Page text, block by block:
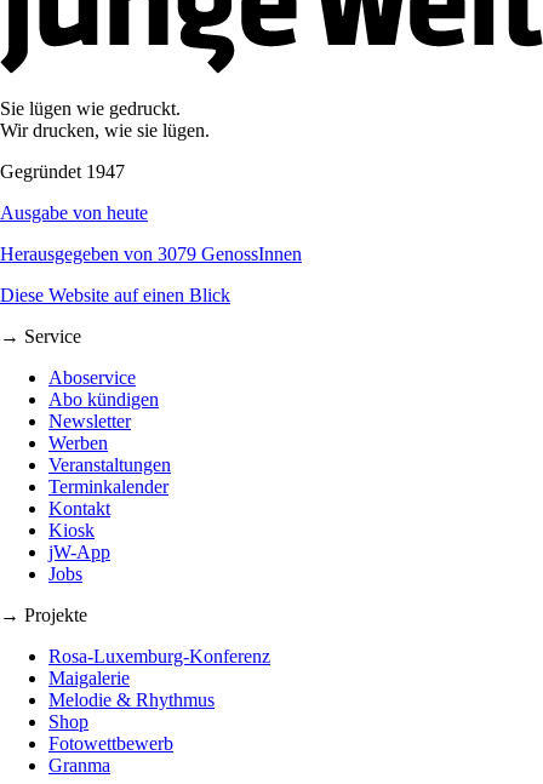
Sie lügen wie gedruckt.
Wir drucken, wie sie lügen.
Gegründet 1947
Ausgabe von heute
Herausgegeben von 3079 GenossInnen
Diese Website auf einen Blick
→ Service
Aboservice
Abo kündigen
Newsletter
Werben
Veranstaltungen
Terminkalender
Kontakt
Kiosk
jW-App
Jobs
→ Projekte
Rosa-Luxemburg-Konferenz
Maigalerie
Melodie & Rhythmus
Shop
Fotowettbewerb
Granma